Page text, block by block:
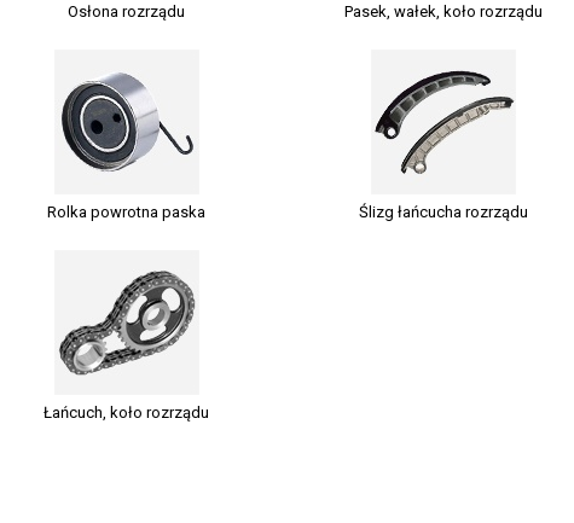
Osłona rozrządu Pasek, wałek, koło rozrządu
Rolka powrotna paska Ślizg łańcucha rozrządu
Łańcuch, koło rozrządu